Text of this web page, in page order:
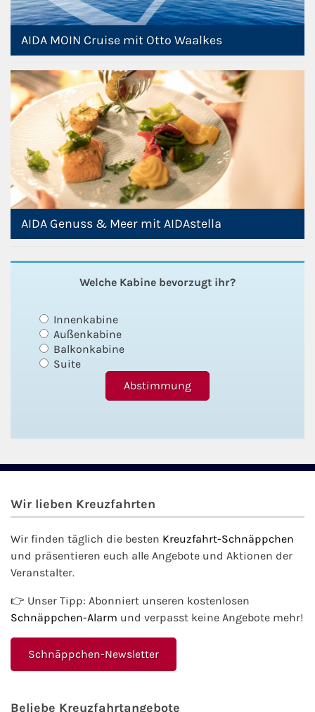
AIDA MOIN Cruise mit Otto Waalkes
AIDA Genuss & Meer mit AIDAstella
Welche Kabine bevorzugt ihr?
Innenkabine
Außenkabine
Balkonkabine
Suite
Wir lieben Kreuzfahrten
Wir finden täglich die besten Kreuzfahrt-Schnäppchen
und präsentieren euch alle Angebote und Aktionen der
Veranstalter.
👉 Unser Tipp: Abonniert unseren kostenlosen
Schnäppchen-Alarm und verpasst keine Angebote mehr!
Schnäppchen-Newsletter
Beliebe Kreuzfahrtangebote